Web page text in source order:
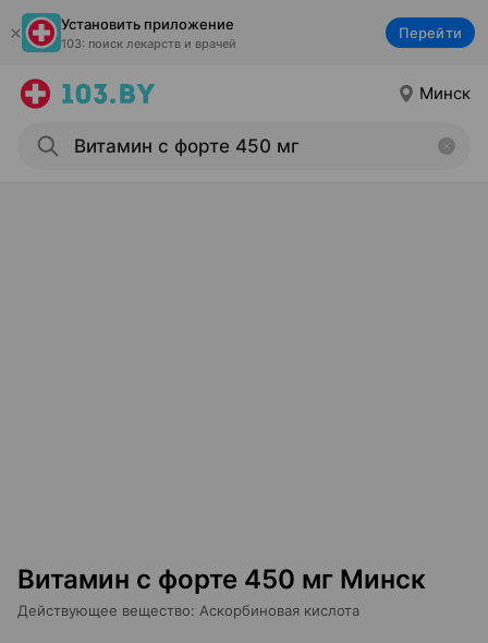
Установить приложение
103: поиск лекарств и врачей
Перейти
Минск
Витамин с форте 450 мг Минск
Действующее вещество: Аскорбиновая кислота